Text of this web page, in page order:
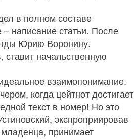
в полном составе
написание статьи. После
Юрию Воронину.
ставит начальственную
взаимопонимание.
когда цейтнот достигает
текст в номер! Но это
экспроприировав
принимает